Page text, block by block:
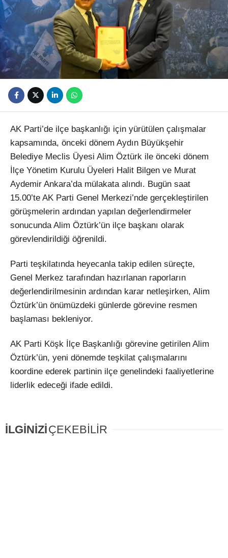
AK Parti’de ilçe başkanlığı için yürütülen çalışmalar
kapsamında, önceki dönem Aydın Büyükşehir
Belediye Meclis Üyesi Alim Öztürk ile önceki dönem
İlçe Yönetim Kurulu Üyeleri Halit Bilgen ve Murat
Aydemir Ankara’da mülakata alındı. Bugün saat
15.00’te AK Parti Genel Merkezi’nde gerçekleştirilen
görüşmelerin ardından yapılan değerlendirmeler
sonucunda Alim Öztürk’ün ilçe başkanı olarak
görevlendirildiği öğrenildi.
Parti teşkilatında heyecanla takip edilen süreçte,
Genel Merkez tarafından hazırlanan raporların
değerlendirilmesinin ardından karar netleşirken, Alim
Öztürk’ün önümüzdeki günlerde görevine resmen
başlaması bekleniyor.
AK Parti Köşk İlçe Başkanlığı görevine getirilen Alim
Öztürk’ün, yeni dönemde teşkilat çalışmalarını
koordine ederek partinin ilçe genelindeki faaliyetlerine
liderlik edeceği ifade edildi.
İLGİNİZİÇEKEBİLİR